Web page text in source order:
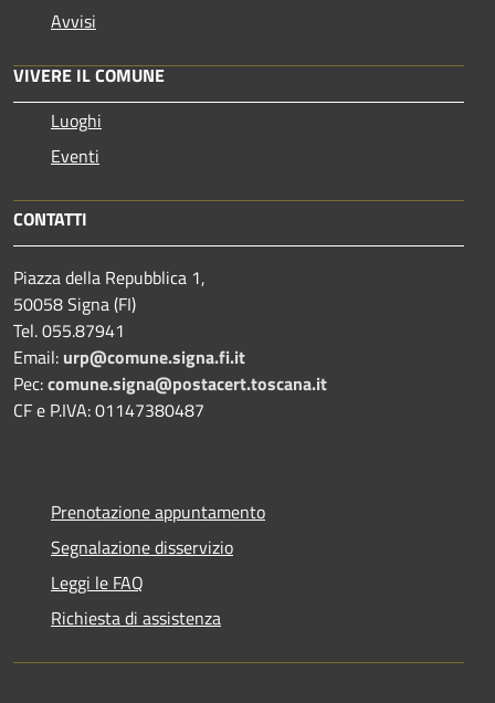
Avvisi
VIVERE IL COMUNE
Luoghi
Eventi
CONTATTI
Piazza della Repubblica 1,
50058 Signa (FI)
Tel. 055.87941
Email: urp@comune.signa.fi.it
Pec:comune.signa@postacert.toscana.it
CF e P.IVA: 01147380487
Prenotazione appuntamento
Segnalazione disservizio
Leggi le FAQ
Richiesta di assistenza